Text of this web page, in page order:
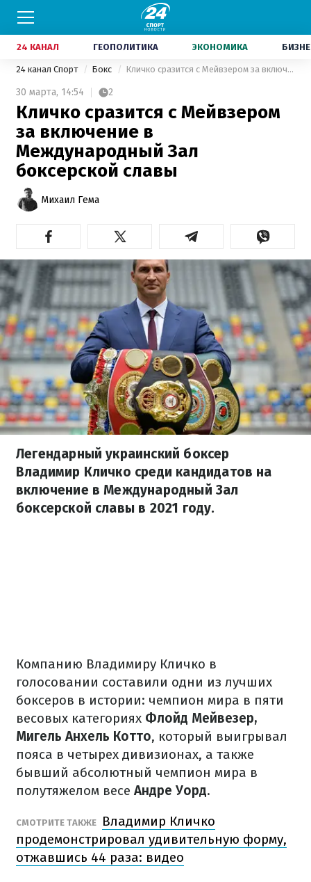
24 КАНАЛ ГЕОПОЛИТИКА ЭКОНОМИКА
24 канал Спорт Бокс Кличко сразится с Мейвзером за включение в Международный Зал боксерской славы
30 марта, 14:54 2
Кличко сразится с Мейвзером
за включение в
Международный Зал
боксерской славы
Михаил Гема
Легендарный украинский боксер
Владимир Кличко среди кандидатов на
включение в Международный Зал
боксерской славы в 2021 году.
Компанию Владимиру Кличко в
голосовании составили одни из лучших
боксеров в истории: чемпион мира в пяти
весовых категориях Флойд Мейвезер,
Мигель Анхель Котто, который выигрывал
пояса в четырех дивизионах, а также
бывший абсолютный чемпион мира в
полутяжелом весе Андре Уорд.
СМОТРИТЕ ТАКЖЕ
Владимир Кличко
продемонстрировал удивительную форму,
отжавшись 44 раза: видео